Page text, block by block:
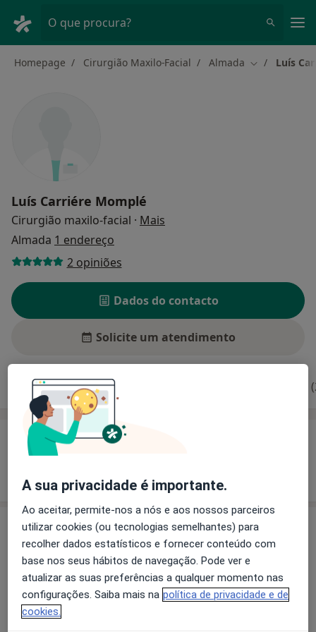
O que procura?
Homepage Cirurgião Maxilo-Facial Almada Mudar de
Luís
Luís Carriére Momplé
Cirurgião maxilo-facial · Mais
Almada 1 endereço
2 opiniões
Dados do contacto
Solicite um atendimento
Experiência Preços Opiniões
Experiência
sobre a experiência
Preços
Sem informação sobre serviços e preços
Este especialista ainda não adicionou nenhuma
informação sobre serviços
A sua privacidade é importante.
Ao aceitar, permite-nos a nós e aos nossos parceiros
utilizar cookies (ou tecnologias semelhantes) para
recolher dados estatísticos e fornecer conteúdo com
base nos seus hábitos de navegação. Pode ver e
atualizar as suas preferências a qualquer momento nas
configurações. Saiba mais na política de privacidade e de
cookies.